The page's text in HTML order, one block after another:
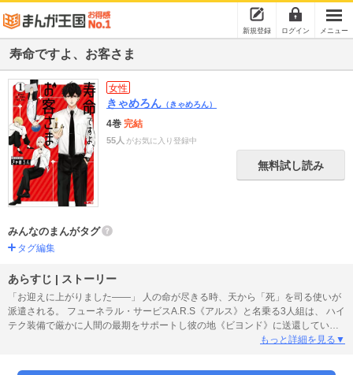
新規登録 ログイン メニュー
寿命ですよ、お客さま
女性
きゃめろん （きゃめろん）
4巻 完結
55人 がお気に入り登録中
無料試し読み
みんなのまんがタグ
タグ編集
あらすじ | ストーリー
「お迎えに上がりました――」 人の命が尽きる時、天から「死」を司る使いが
派遣される。 フューネラル・サービスA.R.S《アルス》と名乗る3人組は、 ハイ
テク装備で厳かに人間の最期をサポートし彼の地《ビヨンド》に送還してい
もっと詳細を見る▼